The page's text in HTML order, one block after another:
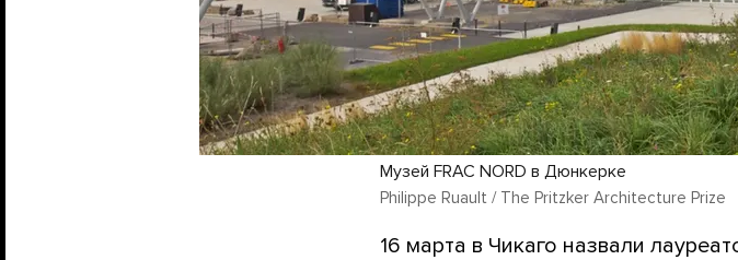
Музей FRAC NORD в Дюнкерке
Philippe Ruault / The Pritzker Architecture Prize
16 марта в Чикаго назвали